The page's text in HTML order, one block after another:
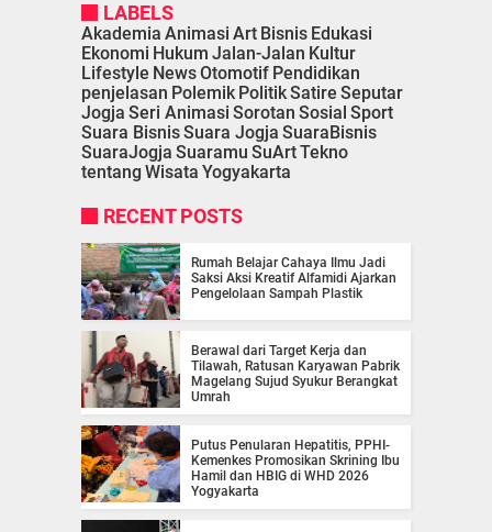
LABELS
Akademia Animasi Art Bisnis Edukasi
Ekonomi Hukum Jalan-Jalan Kultur
Lifestyle NewsOtomotif Pendidikan
penjelasan Polemik PolitikSatire Seputar
Jogja Seri Animasi Sorotan Sosial Sport
Suara BisnisSuara Jogja SuaraBisnis
SuaraJogja Suaramu SuArtTekno
tentang Wisata Yogyakarta
RECENT POSTS
Rumah Belajar Cahaya Ilmu Jadi
Saksi Aksi Kreatif Alfamidi Ajarkan
Pengelolaan Sampah Plastik
Berawal dari Target Kerja dan
Tilawah, Ratusan Karyawan Pabrik
Magelang Sujud Syukur Berangkat
Umrah
Putus Penularan Hepatitis, PPHI-
Kemenkes Promosikan Skrining Ibu
Hamil dan HBIG di WHD 2026
Yogyakarta